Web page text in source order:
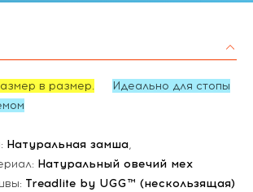
в размер.
Идеально для стопы
Натуральная замша,
Натуральный овечий мех
Treadlite by UGG™ (нескользящая)